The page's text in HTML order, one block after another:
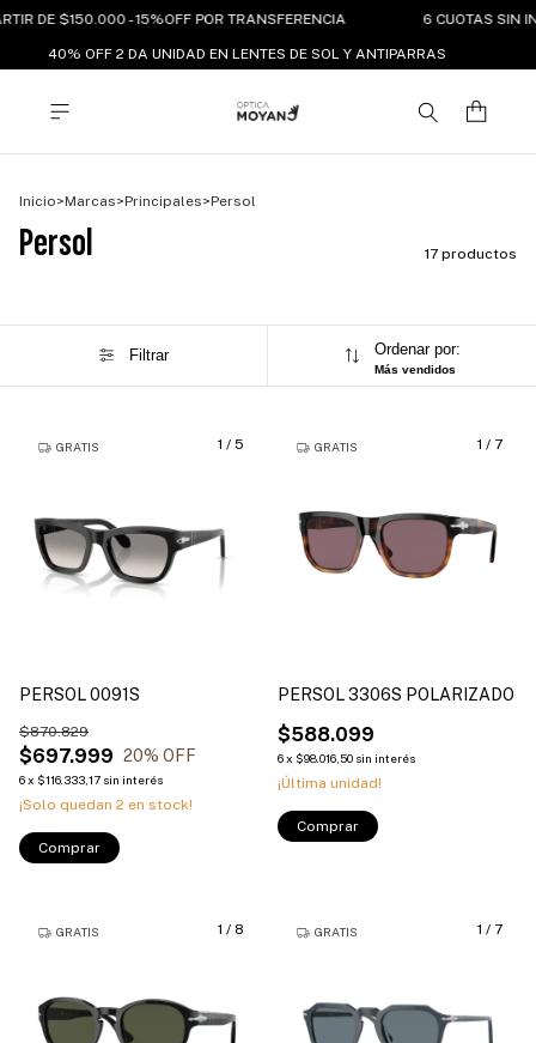
DE $150.000 - 15%OFF POR TRANSFERENCIA 6 CUOTAS SIN
40% OFF 2 DA UNIDAD EN LENTES DE SOL Y ANTIPARRAS
Inicio>Marcas>Principales>Persol
Persol 17 productos
Filtrar Ordenar por:
Más vendidos
1 / 5
GRATIS
PERSOL 0091S
$697.999
$870.829
20% OFF
6x $116.333,17 sin interés
¡Solo quedan 2 en stock!
Comprar
1 / 7
GRATIS
PERSOL 3306S POLARIZADO
$588.099
6x $98.016,50 sin interés
¡Última unidad!
Comprar
1 / 8
GRATIS 1 / 7
GRATIS